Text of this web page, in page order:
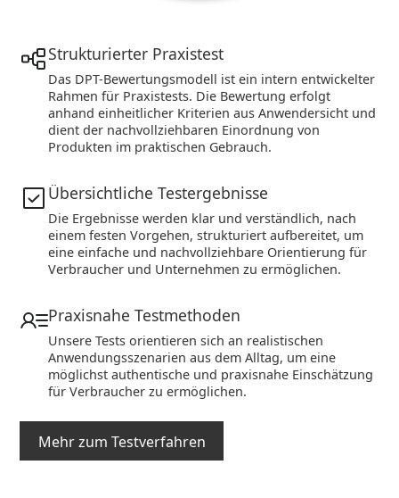
Strukturierter Praxistest
Das DPT-Bewertungsmodell ist ein intern entwickelter
Rahmen für Praxistests. Die Bewertung erfolgt
anhand einheitlicher Kriterien aus Anwendersicht und
dient der nachvollziehbaren Einordnung von
Produkten im praktischen Gebrauch.
Übersichtliche Testergebnisse
Die Ergebnisse werden klar und verständlich, nach
einem festen Vorgehen, strukturiert aufbereitet, um
eine einfache und nachvollziehbare Orientierung für
Verbraucher und Unternehmen zu ermöglichen.
Praxisnahe Testmethoden
Unsere Tests orientieren sich an realistischen
Anwendungsszenarien aus dem Alltag, um eine
möglichst authentische und praxisnahe Einschätzung
für Verbraucher zu ermöglichen.
Mehr zum Testverfahren